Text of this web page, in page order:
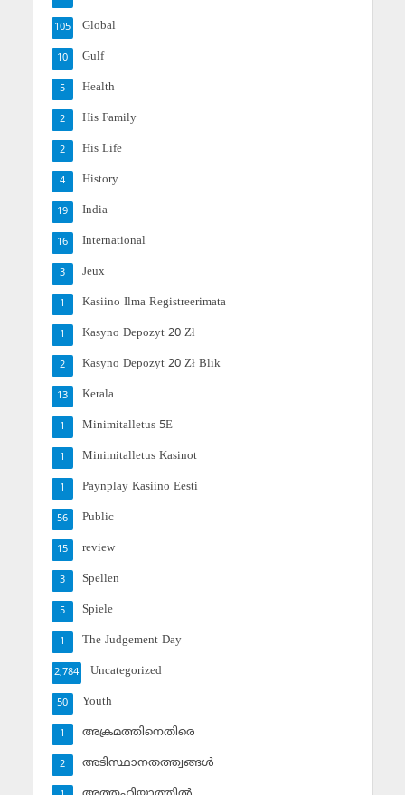
Global
105
Gulf
10
Health
5
His Family
2
His Life
2
History
4
India
19
International
16
Jeux
3
Kasiino Ilma Registreerimata
1
Kasyno Depozyt 20 Zł
1
Kasyno Depozyt 20 Zł Blik
2
Kerala
13
Minimitalletus 5E
1
Minimitalletus Kasinot
1
Paynplay Kasiino Eesti
1
Public
56
review
15
Spellen
3
Spiele
5
The Judgement Day
1
Uncategorized
2,784
Youth
50
അക്രമത്തിനെതിരെ
1
അടിസ്ഥാനതത്ത്വങ്ങള്‍
2